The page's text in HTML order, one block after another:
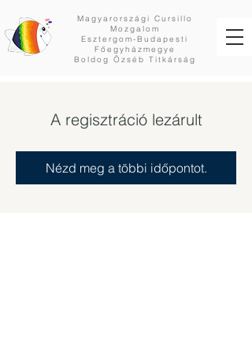
Magyarországi Cursillo
Mozgalom
Esztergom-Budapesti
Főegyházmegye
Boldog Özséb Titkárság
A regisztráció lezárult
Nézd meg a többi időpontot.